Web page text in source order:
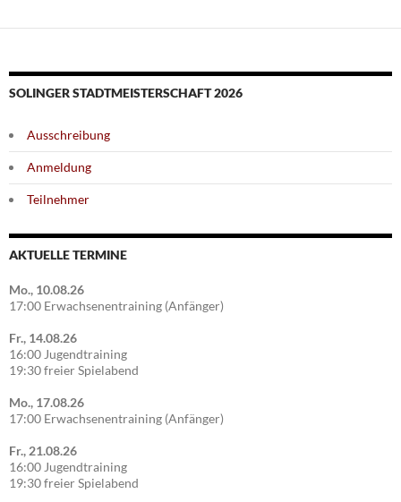
SOLINGER STADTMEISTERSCHAFT 2026
Ausschreibung
Anmeldung
Teilnehmer
AKTUELLE TERMINE
Mo., 10.08.26
17:00 Erwachsenentraining (Anfänger)
Fr., 14.08.26
16:00 Jugendtraining
19:30 freier Spielabend
Mo., 17.08.26
17:00 Erwachsenentraining (Anfänger)
Fr., 21.08.26
16:00 Jugendtraining
19:30 freier Spielabend